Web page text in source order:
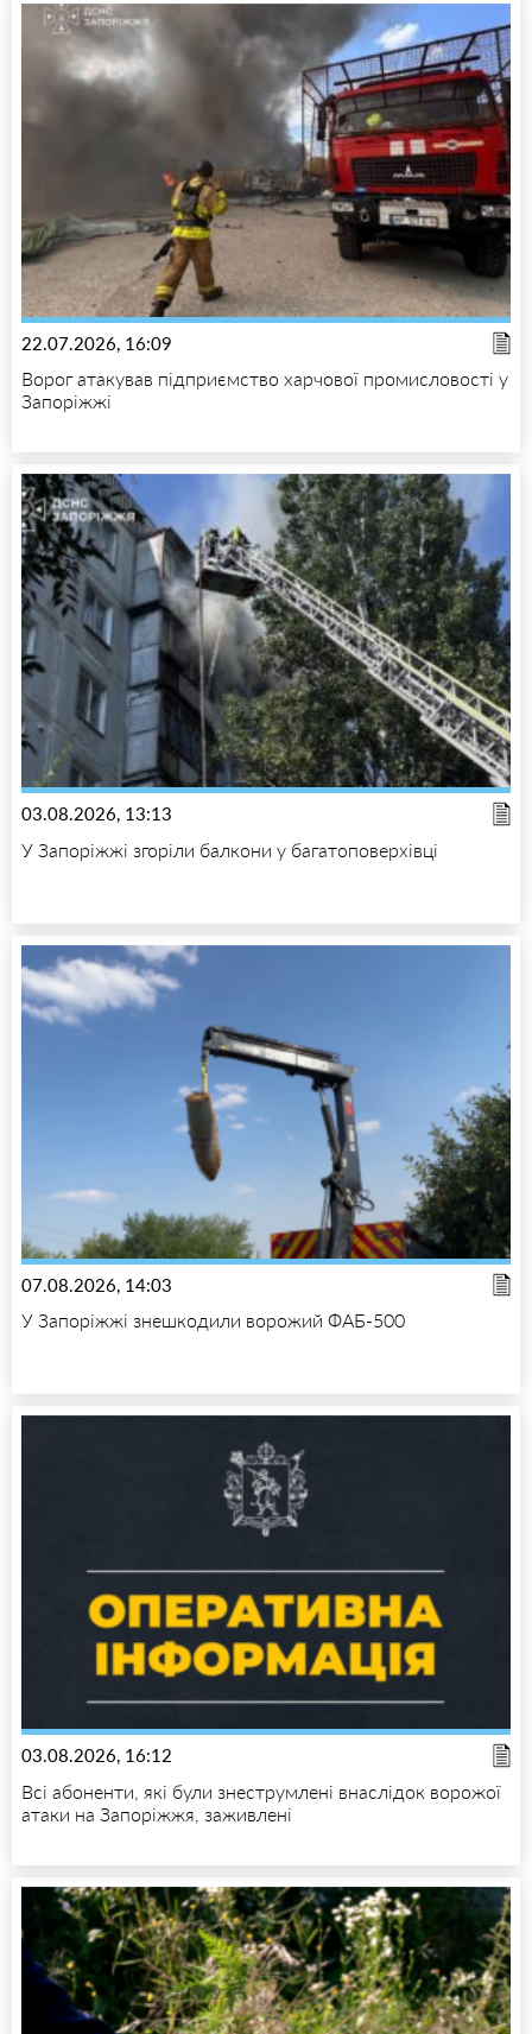
22.07.2026, 16:09
Ворог атакував підприємство харчової промисловості у
Запоріжжі
03.08.2026, 13:13
У Запоріжжі згоріли балкони у багатоповерхівці
07.08.2026, 14:03
У Запоріжжі знешкодили ворожий ФАБ-500
03.08.2026, 16:12
Всі абоненти, які були знеструмлені внаслідок ворожої
атаки на Запоріжжя, заживлені